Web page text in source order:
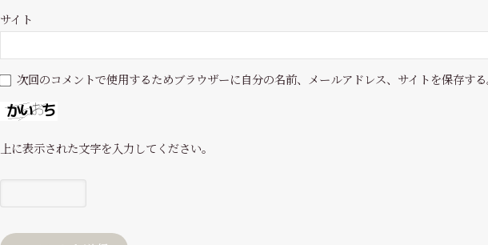
サイト
次回のコメントで使用するためブラウザーに自分の名前、メールアドレス、サイトを保存す
上に表示された文字を入力してください。